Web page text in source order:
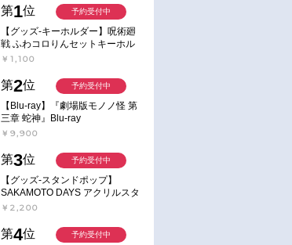
第1位
【グッズ-キーホルダー】呪術廻
戦 ふわコロりんセットキーホル
ダー【アニメイト特典付】
￥1,100
予約受付中
第2位
【Blu-ray】『劇場版モノノ怪 第
三章 蛇神』Blu-ray
￥9,900
予約受付中
第3位
【グッズ-スタンドポップ】
SAKAMOTO DAYS アクリルスタ
ンド～Sunny Afternoon～ 4.南雲
￥2,200
予約受付中
第4位 予約受付中